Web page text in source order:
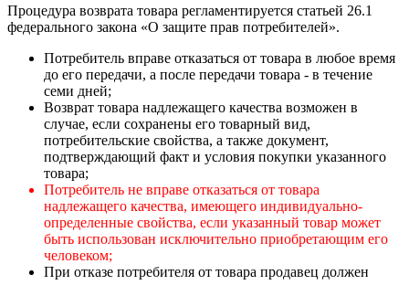
Процедура возврата товара регламентируется статьей 26.1
федерального закона «О защите прав потребителей».
Потребитель вправе отказаться от товара в любое время
до его передачи, а после передачи товара - в течение
семи дней;
Возврат товара надлежащего качества возможен в
случае, если сохранены его товарный вид,
потребительские свойства, а также документ,
подтверждающий факт и условия покупки указанного
товара;
Потребитель не вправе отказаться от товара
надлежащего качества, имеющего индивидуально-
определенные свойства, если указанный товар может
быть использован исключительно приобретающим его
человеком;
При отказе потребителя от товара продавец должен